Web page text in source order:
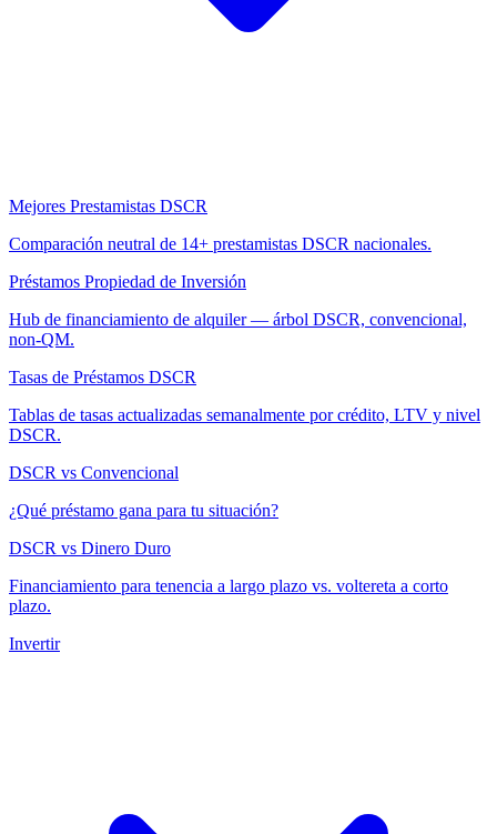
Mejores Prestamistas DSCR
Comparación neutral de 14+ prestamistas DSCR nacionales.
Préstamos Propiedad de Inversión
Hub de financiamiento de alquiler — árbol DSCR, convencional,
non-QM.
Tasas de Préstamos DSCR
Tablas de tasas actualizadas semanalmente por crédito, LTV y nivel
DSCR.
DSCR vs Convencional
¿Qué préstamo gana para tu situación?
DSCR vs Dinero Duro
Financiamiento para tenencia a largo plazo vs. voltereta a corto
plazo.
Invertir